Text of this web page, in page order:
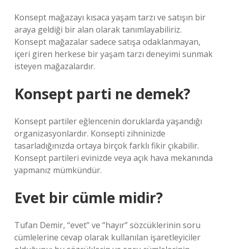
Konsept mağazayı kısaca yaşam tarzı ve satışın bir
araya geldiği bir alan olarak tanımlayabiliriz.
Konsept mağazalar sadece satışa odaklanmayan,
içeri giren herkese bir yaşam tarzı deneyimi sunmak
isteyen mağazalardır.
Konsept parti ne demek?
Konsept partiler eğlencenin doruklarda yaşandığı
organizasyonlardır. Konsepti zihninizde
tasarladığınızda ortaya birçok farklı fikir çıkabilir.
Konsept partileri evinizde veya açık hava mekanında
yapmanız mümkündür.
Evet bir cümle midir?
Tufan Demir, “evet” ve “hayır” sözcüklerinin soru
cümlelerine cevap olarak kullanılan işaretleyiciler